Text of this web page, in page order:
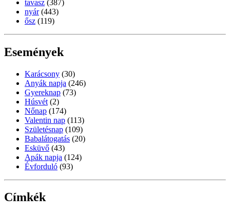
tavasz (387)
nyár (443)
ősz (119)
Események
Karácsony (30)
Anyák napja (246)
Gyereknap (73)
Húsvét (2)
Nőnap (174)
Valentin nap (113)
Születésnap (109)
Babalátogatás (20)
Esküvő (43)
Apák napja (124)
Évforduló (93)
Címkék